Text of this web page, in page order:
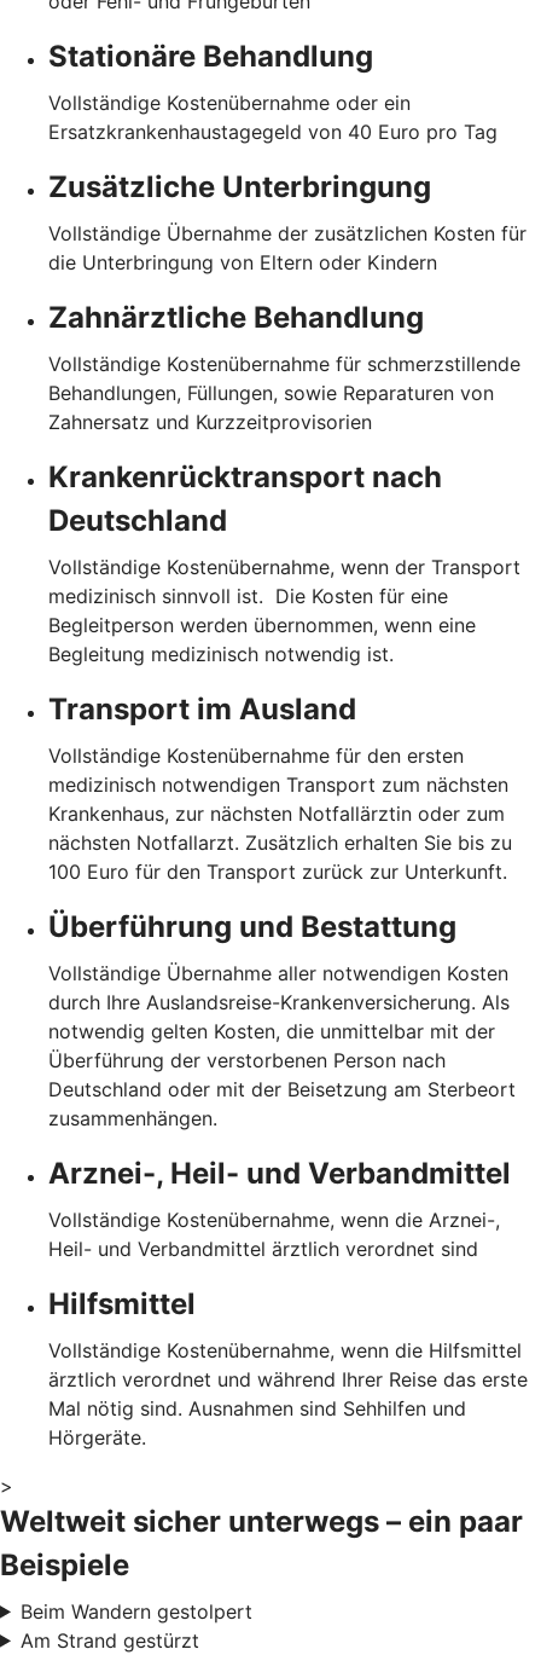
Stationäre Behandlung
Vollständige Kostenübernahme oder ein
Ersatzkrankenhaustagegeld von 40 Euro pro Tag
Zusätzliche Unterbringung
Vollständige Übernahme der zusätzlichen Kosten für
die Unterbringung von Eltern oder Kindern
Zahnärztliche Behandlung
Vollständige Kostenübernahme für schmerzstillende
Behandlungen, Füllungen, sowie Reparaturen von
Zahnersatz und Kurzzeitprovisorien
Krankenrücktransport nach
Deutschland
Vollständige Kostenübernahme, wenn der Transport
medizinisch sinnvoll ist. Die Kosten für eine
Begleitperson werden übernommen, wenn eine
Begleitung medizinisch notwendig ist.
Transport im Ausland
Vollständige Kostenübernahme für den ersten
medizinisch notwendigen Transport zum nächsten
Krankenhaus, zur nächsten Notfallärztin oder zum
nächsten Notfallarzt. Zusätzlich erhalten Sie bis zu
100 Euro für den Transport zurück zur Unterkunft.
Überführung und Bestattung
Vollständige Übernahme aller notwendigen Kosten
durch Ihre Auslandsreise-Krankenversicherung. Als
notwendig gelten Kosten, die unmittelbar mit der
Überführung der verstorbenen Person nach
Deutschland oder mit der Beisetzung am Sterbeort
zusammenhängen.
Arznei-, Heil- und Verbandmittel
Vollständige Kostenübernahme, wenn die Arznei-,
Heil- und Verbandmittel ärztlich verordnet sind
Hilfsmittel
Vollständige Kostenübernahme, wenn die Hilfsmittel
ärztlich verordnet und während Ihrer Reise das erste
Mal nötig sind. Ausnahmen sind Sehhilfen und
Hörgeräte.
>
Weltweit sicher unterwegs – ein paar
Beispiele
Beim Wandern gestolpert
Am Strand gestürzt